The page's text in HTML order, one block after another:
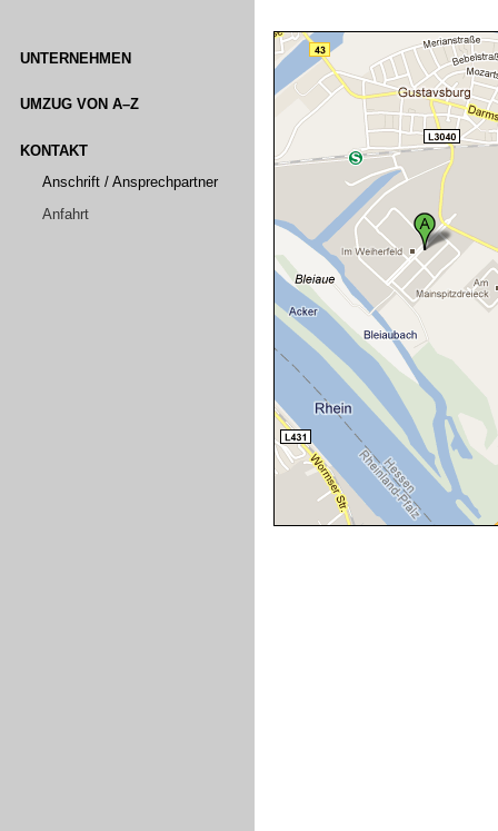
UNTERNEHMEN
UMZUG VON A–Z
KONTAKT
Anschrift / Ansprechpartner
Anfahrt